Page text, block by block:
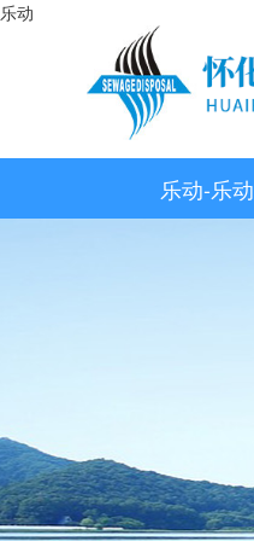
乐动
乐动-乐动